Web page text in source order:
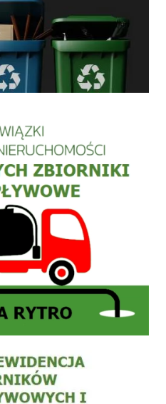
nieczystości płynnych (szamb) lub